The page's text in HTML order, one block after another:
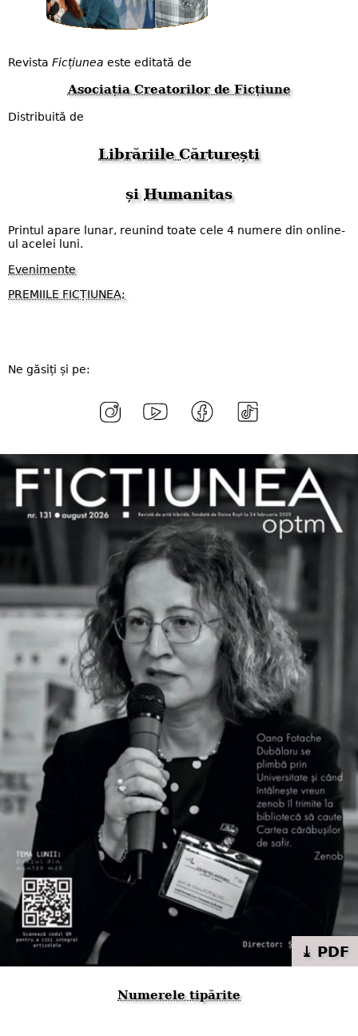
Revista Ficțiunea este editată de
Asociația Creatorilor de Ficțiune
Distribuită de
Librăriile Cărturești
șiHumanitas
Printul apare lunar, reunind toate cele 4 numere din online-
ul acelei luni.
Evenimente
PREMIILE FICȚIUNEA;
Ne găsiți și pe:
⤓ PDF
Numerele tipărite